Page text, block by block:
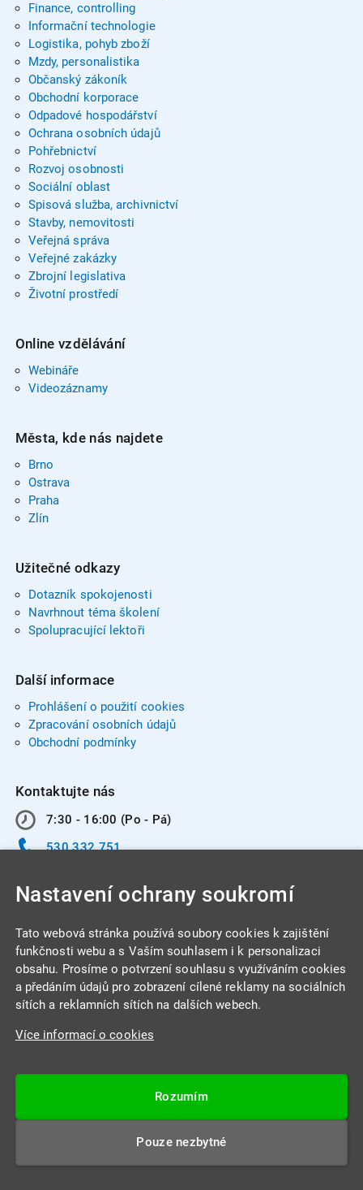
Finance, controlling
Informační technologie
Logistika, pohyb zboží
Mzdy, personalistika
Občanský zákoník
Obchodní korporace
Odpadové hospodářství
Ochrana osobních údajů
Pohřebnictví
Rozvoj osobnosti
Sociální oblast
Spisová služba, archivnictví
Stavby, nemovitosti
Veřejná správa
Veřejné zakázky
Zbrojní legislativa
Životní prostředí
Online vzdělávání
Webináře
Videozáznamy
Města, kde nás najdete
Brno
Ostrava
Praha
Zlín
Užitečné odkazy
Dotazník spokojenosti
Navrhnout téma školení
Spolupracující lektoři
Další informace
Prohlášení o použití cookies
Zpracování osobních údajů
Obchodní podmínky
Kontaktujte nás
7:30 - 16:00 (Po - Pá)
530 332 751
INTEGRA CENTRUM s.r.o.
Jabloňová 662/7
Datová schránka: 4beca6d
Nastavení ochrany soukromí
Tato webová stránka používá soubory cookies k zajištění
funkčnosti webu a s Vaším souhlasem i k personalizaci
obsahu. Prosíme o potvrzení souhlasu s využíváním cookies
a předáním údajů pro zobrazení cílené reklamy na sociálních
sítích a reklamních sítích na dalších webech.
Více informací o cookies
Rozumím
Pouze nezbytné